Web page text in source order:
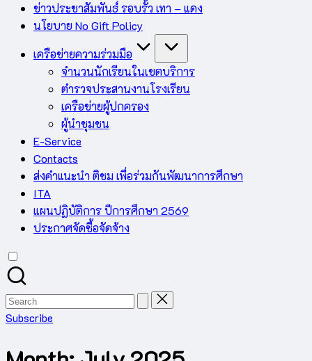
ข่าวประชาสัมพันธ์ รอบรั้ว เทา – แดง
นโยบาย No Gift Policy
เครือข่ายความร่วมมือ
จำนวนนักเรียนในเขตบริการ
ตำรวจประสานงานโรงเรียน
เครือข่ายผู้ปกครอง
ผู้นำชุมชน
E-Service
Contacts
ส่งคำแนะนำ ติชม เพื่อร่วมกันพัฒนาการศึกษา
ITA
แผนปฏิบัติการ ปีการศึกษา 2569
ประกาศจัดซื้อจัดจ้าง
Search
for:
Subscribe